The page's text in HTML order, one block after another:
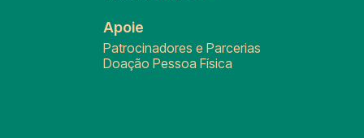
Apoie
Patrocinadores e Parcerias
Doação Pessoa Física